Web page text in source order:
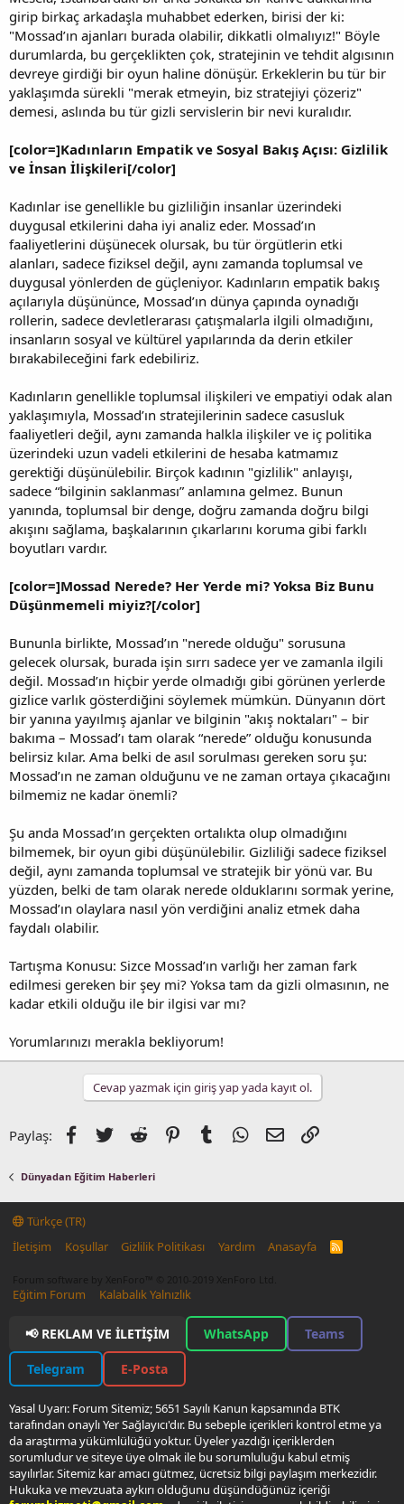
girip birkaç arkadaşla muhabbet ederken, birisi der ki:
"Mossad’ın ajanları burada olabilir, dikkatli olmalıyız!" Böyle
durumlarda, bu gerçeklikten çok, stratejinin ve tehdit algısının
devreye girdiği bir oyun haline dönüşür. Erkeklerin bu tür bir
yaklaşımda sürekli "merak etmeyin, biz stratejiyi çözeriz"
demesi, aslında bu tür gizli servislerin bir nevi kuralıdır.
[color=]Kadınların Empatik ve Sosyal Bakış Açısı: Gizlilik
ve İnsan İlişkileri[/color]
Kadınlar ise genellikle bu gizliliğin insanlar üzerindeki
duygusal etkilerini daha iyi analiz eder. Mossad’ın
faaliyetlerini düşünecek olursak, bu tür örgütlerin etki
alanları, sadece fiziksel değil, aynı zamanda toplumsal ve
duygusal yönlerden de güçleniyor. Kadınların empatik bakış
açılarıyla düşününce, Mossad’ın dünya çapında oynadığı
rollerin, sadece devletlerarası çatışmalarla ilgili olmadığını,
insanların sosyal ve kültürel yapılarında da derin etkiler
bırakabileceğini fark edebiliriz.
Kadınların genellikle toplumsal ilişkileri ve empatiyi odak alan
yaklaşımıyla, Mossad’ın stratejilerinin sadece casusluk
faaliyetleri değil, aynı zamanda halkla ilişkiler ve iç politika
üzerindeki uzun vadeli etkilerini de hesaba katmamız
gerektiği düşünülebilir. Birçok kadının "gizlilik" anlayışı,
sadece “bilginin saklanması” anlamına gelmez. Bunun
yanında, toplumsal bir denge, doğru zamanda doğru bilgi
akışını sağlama, başkalarının çıkarlarını koruma gibi farklı
boyutları vardır.
[color=]Mossad Nerede? Her Yerde mi? Yoksa Biz Bunu
Düşünmemeli miyiz?[/color]
Bununla birlikte, Mossad’ın "nerede olduğu" sorusuna
gelecek olursak, burada işin sırrı sadece yer ve zamanla ilgili
değil. Mossad’ın hiçbir yerde olmadığı gibi görünen yerlerde
gizlice varlık gösterdiğini söylemek mümkün. Dünyanın dört
bir yanına yayılmış ajanlar ve bilginin "akış noktaları" – bir
bakıma – Mossad’ı tam olarak “nerede” olduğu konusunda
belirsiz kılar. Ama belki de asıl sorulması gereken soru şu:
Mossad’ın ne zaman olduğunu ve ne zaman ortaya çıkacağını
bilmemiz ne kadar önemli?
Şu anda Mossad’ın gerçekten ortalıkta olup olmadığını
bilmemek, bir oyun gibi düşünülebilir. Gizliliği sadece fiziksel
değil, aynı zamanda toplumsal ve stratejik bir yönü var. Bu
yüzden, belki de tam olarak nerede olduklarını sormak yerine,
Mossad’ın olaylara nasıl yön verdiğini analiz etmek daha
faydalı olabilir.
Tartışma Konusu: Sizce Mossad’ın varlığı her zaman fark
edilmesi gereken bir şey mi? Yoksa tam da gizli olmasının, ne
kadar etkili olduğu ile bir ilgisi var mı?
Yorumlarınızı merakla bekliyorum!
Cevap yazmak için giriş yap yada kayıt ol.
Paylaş: Facebook
TwitterReddit PinterestTumblrWhatsApp
E-postaLink
Dünyadan Eğitim Haberleri
Türkçe (TR)
İletişim
Koşullar Gizlilik Politikası Yardım Anasayfa
R
Eğitim Forum Kalabalık Yalnızlık
📢 REKLAM VE İLETIŞIM WhatsApp Teams
Telegram E-Posta
Yasal Uyarı: Forum Sitemiz; 5651 Sayılı Kanun kapsamında BTK
tarafından onaylı Yer Sağlayıcı'dır. Bu sebeple içerikleri kontrol etme ya
da araştırma yükümlülüğü yoktur. Üyeler yazdığı içeriklerden
sorumludur ve siteye üye olmak ile bu sorumluluğu kabul etmiş
sayılırlar. Sitemiz kar amacı gütmez, ücretsiz bilgi paylaşım merkezidir.
Hukuka ve mevzuata aykırı olduğunu düşündüğünüz içeriği